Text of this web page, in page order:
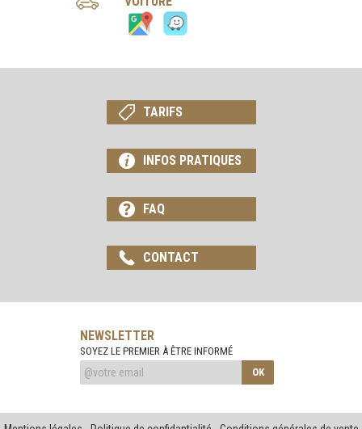
TARIFS
INFOS PRATIQUES
FAQ
CONTACT
NEWSLETTER
SOYEZ LE PREMIER À ÊTRE INFORMÉ
OK